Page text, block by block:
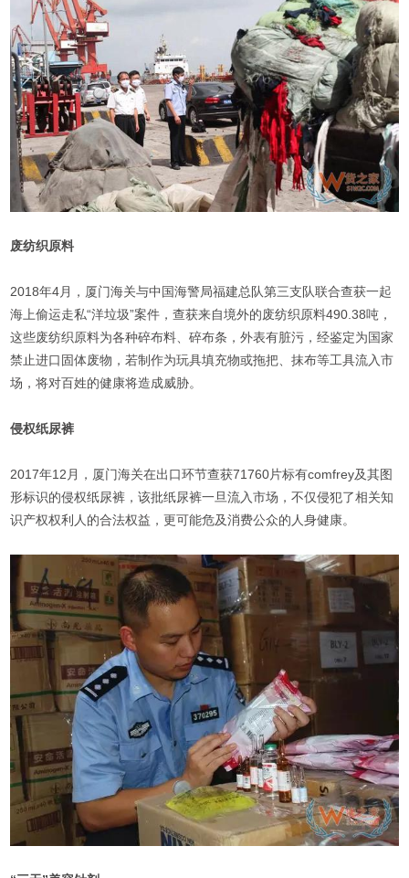
废纺织原料
2018年4月，厦门海关与中国海警局福建总队第三支队联合查获一起
海上偷运走私“洋垃圾”案件，查获来自境外的废纺织原料490.38吨，
这些废纺织原料为各种碎布料、碎布条，外表有脏污，经鉴定为国家
禁止进口固体废物，若制作为玩具填充物或拖把、抹布等工具流入市
场，将对百姓的健康将造成威胁。
侵权纸尿裤
2017年12月，厦门海关在出口环节查获71760片标有comfrey及其图
形标识的侵权纸尿裤，该批纸尿裤一旦流入市场，不仅侵犯了相关知
识产权权利人的合法权益，更可能危及消费公众的人身健康。